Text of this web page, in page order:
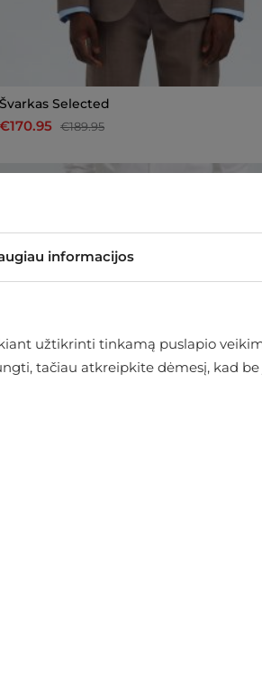
Švarkas Selected
€170.95 €189.95
informacijos
užtikrinti tinkamą puslapio
tačiau atkreipkite dėmesį, kad